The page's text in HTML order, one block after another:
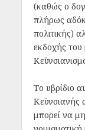
(καθώς ο
πλήρως
πολιτικής)
εκδοχής του
Το υβρίδιο
Κεϋνσιανής
μπορεί να